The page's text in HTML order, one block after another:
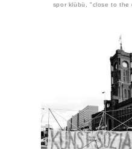
spor klübü, "close to the